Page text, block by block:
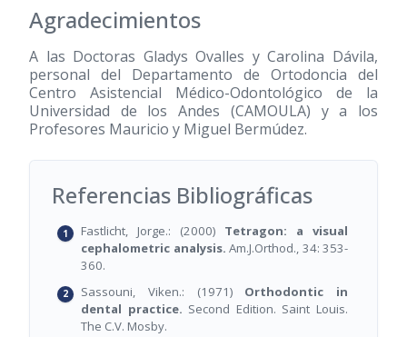
Agradecimientos
A las Doctoras Gladys Ovalles y Carolina Dávila,
personal del Departamento de Ortodoncia del
Centro Asistencial Médico-Odontológico de la
Universidad de los Andes (CAMOULA) y a los
Profesores Mauricio y Miguel Bermúdez.
Referencias Bibliográficas
Fastlicht, Jorge.: (2000) Tetragon: a visual
cephalometric analysis. Am.J.Orthod., 34: 353-
360.
Sassouni, Viken.: (1971) Orthodontic in
dental practice. Second Edition. Saint Louis.
The C.V. Mosby.